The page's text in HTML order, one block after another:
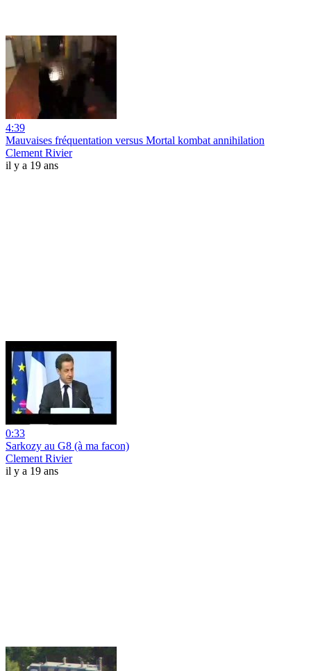
4:39
Mauvaises fréquentation versus Mortal kombat annihilation
Clement Rivier
il y a 19 ans
0:33
Sarkozy au G8 (à ma facon)
Clement Rivier
il y a 19 ans